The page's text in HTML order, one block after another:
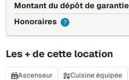
Montant du dépôt de garantie
Honoraires
?
Les + de cette location
Ascenseur Cuisine équipée